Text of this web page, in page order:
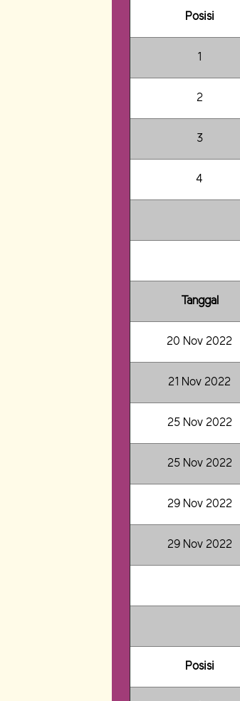
Posisi
1
2
3
4
Tanggal
20 Nov 2022
21 Nov 2022
25 Nov 2022
25 Nov 2022
29 Nov 2022
29 Nov 2022
Posisi